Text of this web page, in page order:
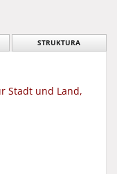
STRUKTURA
Stadt und Land,